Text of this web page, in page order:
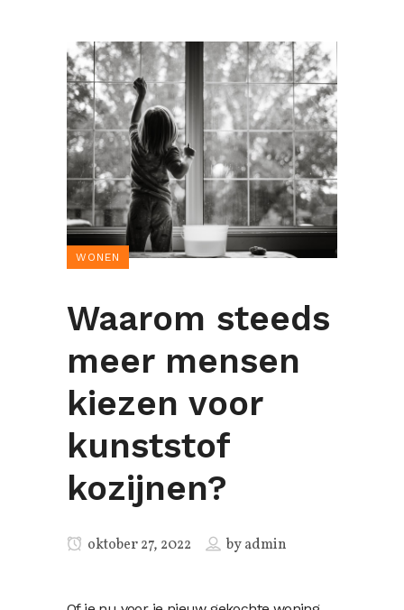
WONEN
Waarom steeds
meer mensen
kiezen voor
kunststof
kozijnen?
oktober 27, 2022 byadmin